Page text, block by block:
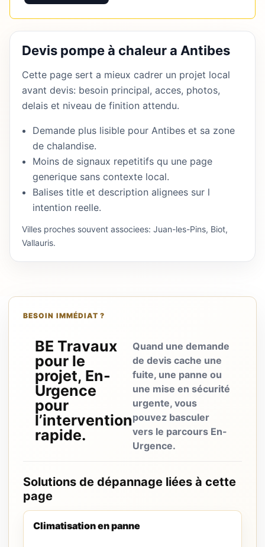
Devis pompe à chaleur a Antibes
Cette page sert a mieux cadrer un projet local
avant devis: besoin principal, acces, photos,
delais et niveau de finition attendu.
Demande plus lisible pour Antibes et sa zone
de chalandise.
Moins de signaux repetitifs qu une page
generique sans contexte local.
Balises title et description alignees sur l
intention reelle.
Villes proches souvent associees: Juan-les-Pins, Biot,
Vallauris.
BESOIN IMMÉDIAT ?
BE Travaux
pour le
projet, En-
Urgence
pour
l’intervention
rapide.
Quand une demande
de devis cache une
fuite, une panne ou
une mise en sécurité
urgente, vous
pouvez basculer
vers le parcours En-
Urgence.
Solutions de dépannage liées à cette
page
Climatisation en panne